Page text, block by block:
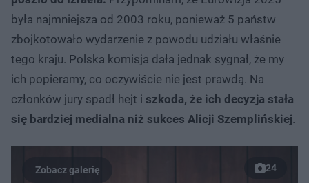
była najmniejsza od 2003 roku, ponieważ 5 państw
zbojkotowało wydarzenie z powodu udziału właśnie
tego kraju. Polska komisja dała jednak sygnał, że my
ich popieramy, co oczywiście nie jest prawdą. Na
członków jury spadł hejt i szkoda, że ich decyzja stała
się bardziej medialna niż sukces Alicji Szemplińskiej.
24